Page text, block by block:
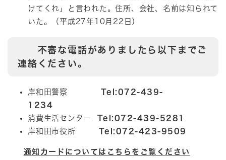
けてくれ」と言われた。住所、会社、名前は知られて
いた。（平成27年10月22日）
不審な電話がありましたら以下までご
連絡ください。
岸和田警察
Tel:072-439-
1234
消費生活センター Tel:072-439-5281
岸和田市役所 Tel:072-423-9509
通知カードについてはこちらをご覧ください